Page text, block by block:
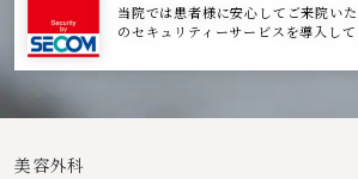
当院では患者様に安心してご来院い
のセキュリティーサービスを導入して
美容外科